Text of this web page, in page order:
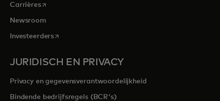
Carrièresopens in a new tab
Newsroom
Investeerdersopens in a new tab
JURIDISCH EN PRIVACY
Privacy en gegevensverantwoordelijkheid
Bindende bedrijfsregels (BCR's)